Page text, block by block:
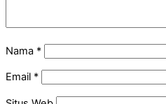
Nama *
Email *